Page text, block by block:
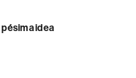
idea